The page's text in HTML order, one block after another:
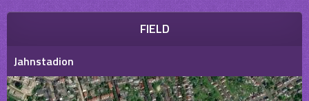
FIELD
Jahnstadion